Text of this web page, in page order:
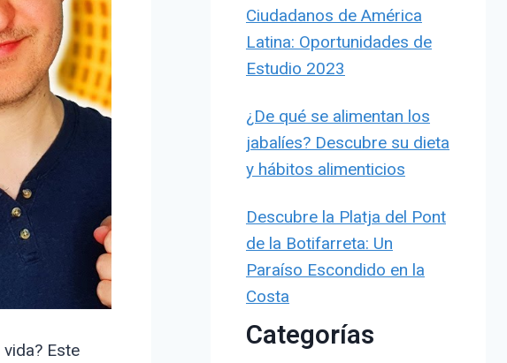
Este
Ciudadanos de América
Latina: Oportunidades de
Estudio 2023
¿De qué se alimentan los
jabalíes? Descubre su dieta
y hábitos alimenticios
Descubre la Platja del Pont
de la Botifarreta: Un
Paraíso Escondido en la
Costa
Categorías